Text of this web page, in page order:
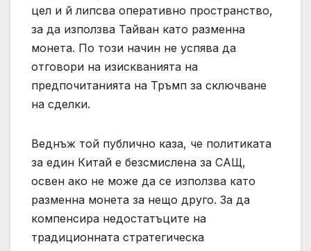
цел и й липсва оперативно пространство,
за да използва Тайван като разменна
монета. По този начин не успява да
отговори на изискванията на
предпочитанията на Тръмп за сключване
на сделки.
Веднъж той публично каза, че политиката
за един Китай е безсмислена за САЩ,
освен ако не може да се използва като
разменна монета за нещо друго. За да
компенсира недостатъците на
традиционната стратегическа